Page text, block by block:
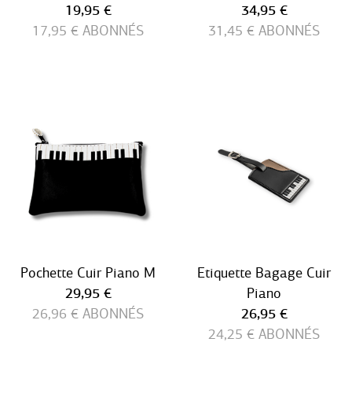
Prix ​​actuel
19,95 €
17,95 € ABONNÉS
Prix ​​actuel
34,95 €
31,45 € ABONNÉS
Pochette Cuir Piano M
Prix ​​actuel
29,95 €
26,96 € ABONNÉS
Etiquette Bagage Cuir
Piano
Prix ​​actuel
26,95 €
24,25 € ABONNÉS